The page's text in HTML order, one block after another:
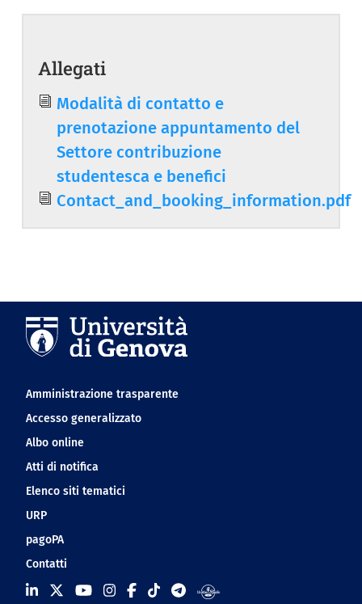
Allegati
Document
Modalità di contatto e
prenotazione appuntamento del
Settore contribuzione
studentesca e benefici
Document
Contact_and_booking_information.pdf
Navigation footer
Amministrazione trasparente
Accesso generalizzato
Albo online
Atti di notifica
Elenco siti tematici
URP
pagoPA
Contatti